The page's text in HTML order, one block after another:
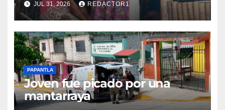
JUL 31, 2026 REDACTOR1
PAPANTLA
Joven fue picado por una
mantarraya